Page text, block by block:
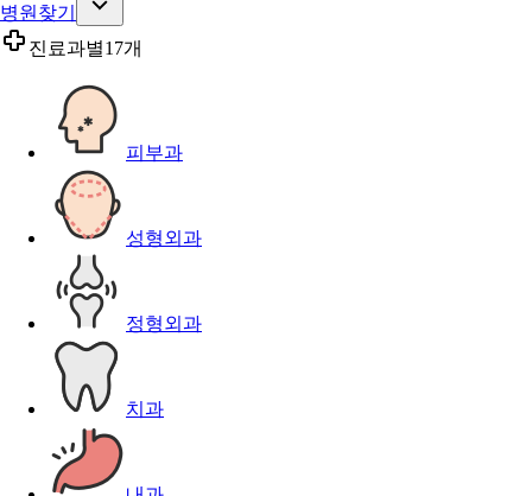
병원찾기
진료과별17개
피부과
성형외과
정형외과
치과